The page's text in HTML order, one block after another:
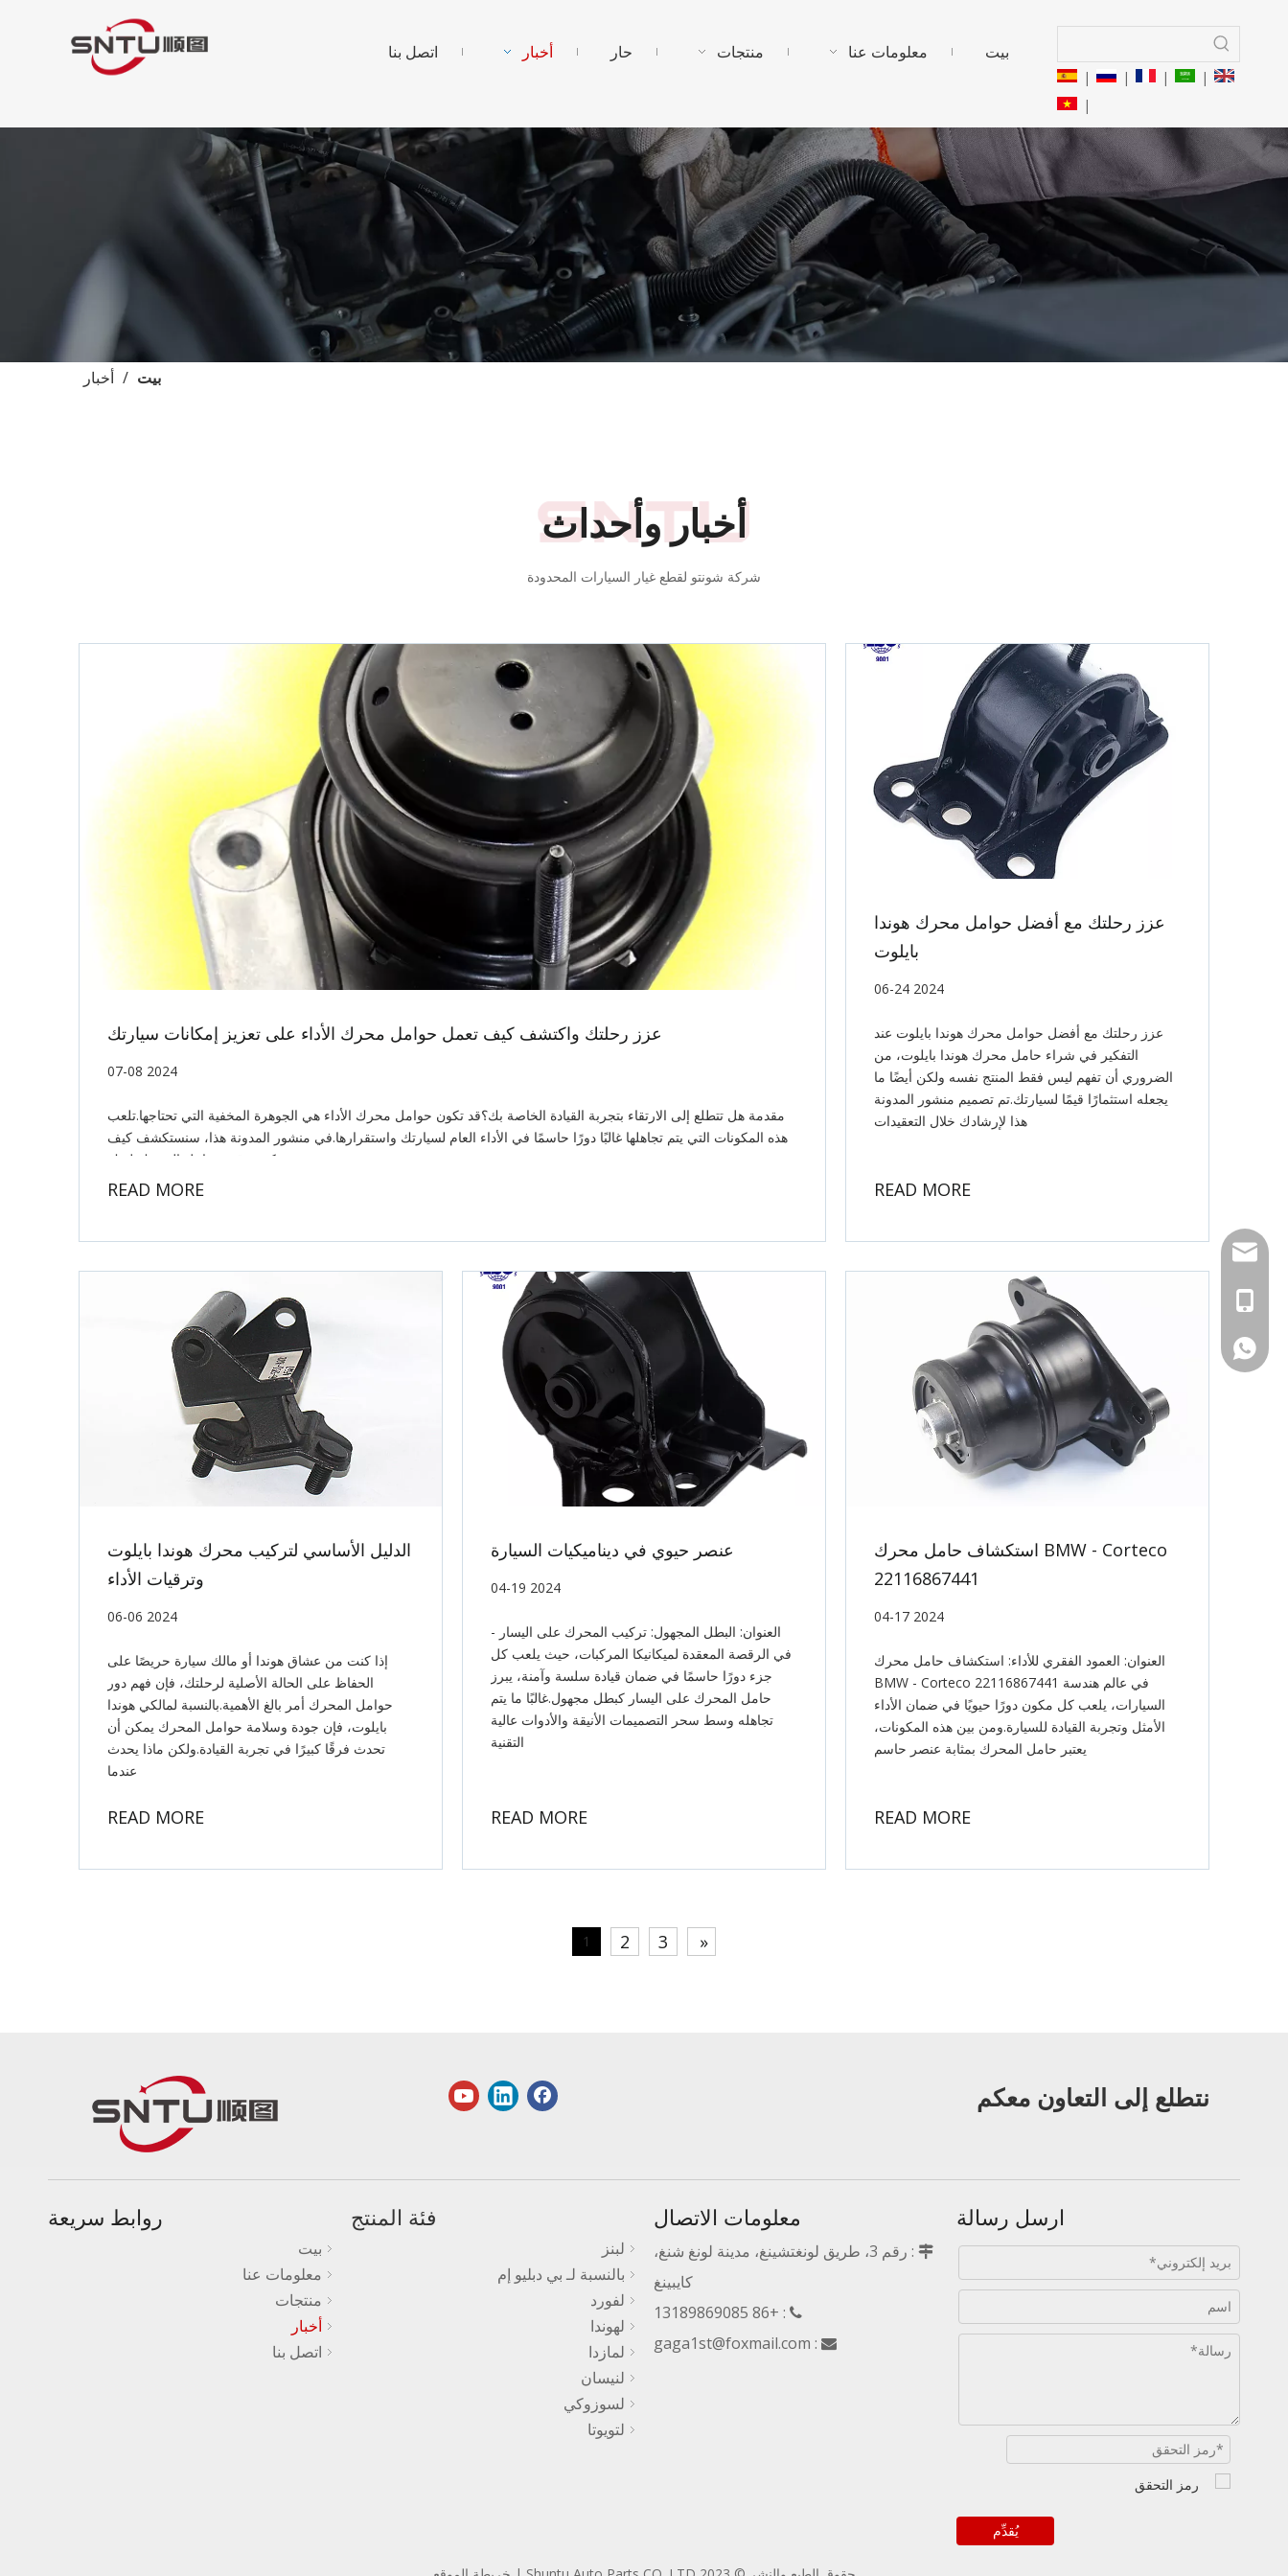
بيت معلومات عنا منتجات حار أخبار اتصل بنا
|
|
|
|
|
بيت / أخبار
أخبار وأحداث
شركة شونتو لقطع غيار السيارات المحدودة
عزز رحلتك واكتشف كيف تعمل حوامل محرك الأداء على تعزيز إمكانات سيارتك
07-08 2024
مقدمة هل تتطلع إلى الارتقاء بتجربة القيادة الخاصة بك؟قد تكون حوامل محرك الأداء هي الجوهرة المخفية التي تحتاجها.تلعب
هذه المكونات التي يتم تجاهلها غالبًا دورًا حاسمًا في الأداء العام لسيارتك واستقرارها.في منشور المدونة هذا، سنستكشف كيف
يمكن ترقية حوامل المحرك لديك
READ MORE
عزز رحلتك مع أفضل حوامل محرك هوندا
بايلوت
06-24 2024
عزز رحلتك مع أفضل حوامل محرك هوندا بايلوت عند
التفكير في شراء حامل محرك هوندا بايلوت، من
الضروري أن تفهم ليس فقط المنتج نفسه ولكن أيضًا ما
يجعله استثمارًا قيمًا لسيارتك.تم تصميم منشور المدونة
هذا لإرشادك خلال التعقيدات
READ MORE
الدليل الأساسي لتركيب محرك هوندا بايلوت
وترقيات الأداء
06-06 2024
إذا كنت من عشاق هوندا أو مالك سيارة حريصًا على
الحفاظ على الحالة الأصلية لرحلتك، فإن فهم دور
حوامل المحرك أمر بالغ الأهمية.بالنسبة لمالكي هوندا
بايلوت، فإن جودة وسلامة حوامل المحرك يمكن أن
تحدث فرقًا كبيرًا في تجربة القيادة.ولكن ماذا يحدث
عندما
READ MORE
عنصر حيوي في ديناميكيات السيارة
04-19 2024
العنوان: البطل المجهول: تركيب المحرك على اليسار -
في الرقصة المعقدة لميكانيكا المركبات، حيث يلعب كل
جزء دورًا حاسمًا في ضمان قيادة سلسة وآمنة، يبرز
حامل المحرك على اليسار كبطل مجهول.غالبًا ما يتم
تجاهله وسط سحر التصميمات الأنيقة والأدوات عالية
التقنية
READ MORE
استكشاف حامل محرك BMW - Corteco
22116867441
04-17 2024
العنوان: العمود الفقري للأداء: استكشاف حامل محرك
BMW - Corteco 22116867441 في عالم هندسة
السيارات، يلعب كل مكون دورًا حيويًا في ضمان الأداء
الأمثل وتجربة القيادة للسيارة.ومن بين هذه المكونات،
يعتبر حامل المحرك بمثابة عنصر حاسم
READ MORE
1 2 3 »
نتطلع إلى التعاون معكم
روابط سريعة
بيت
معلومات عنا
منتجات
أخبار
اتصل بنا
WhatsApp
فئة المنتج
لبنز
بالنسبة لـ بي دبليو إم
لفورد
لهوندا
لمازدا
لنيسان
لسوزوكي
لتويوتا
معلومات الاتصال

: رقم 3، طريق لونغتشينغ، مدينة لونغ شنغ،
كايبينغ

: +86 13189869085

:
gaga1st@foxmail.com
ارسل رسالة
يُقدِّم